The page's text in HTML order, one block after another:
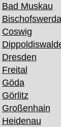
Bad Muskau
Bischofswerda
Coswig
Dresden
Freital
Göda
Görlitz
Großenhain
Heidenau